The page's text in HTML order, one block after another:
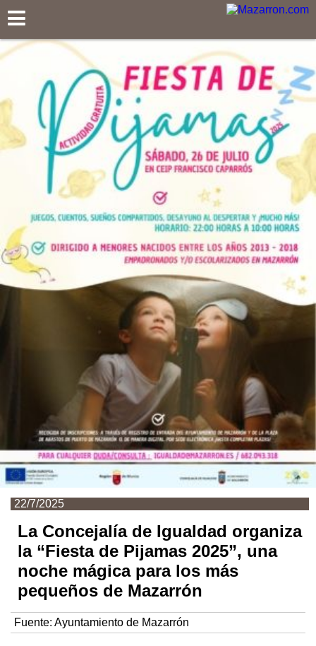
22/7/2025
La Concejalía de Igualdad organiza
la “Fiesta de Pijamas 2025”, una
noche mágica para los más
pequeños de Mazarrón
Fuente: Ayuntamiento de Mazarrón